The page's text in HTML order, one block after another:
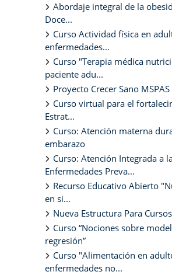
Abordaje integral de la
Doce...
Curso Actividad física en
enfermedades...
Curso "Terapia médica
paciente adu...
Proyecto Crecer Sano MSPAS
Curso virtual para el
Estrat...
Curso: Atención materna
embarazo
Curso: Atención Integrada a
Enfermedades Preva...
Recurso Educativo Abierto
en si...
Nueva Estructura Para Cursos
Curso “Nociones sobre
regresión”
Curso "Alimentación en
enfermedades no...